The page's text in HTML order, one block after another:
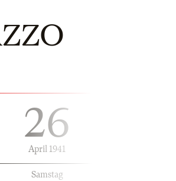
26
April 1941
Samstag